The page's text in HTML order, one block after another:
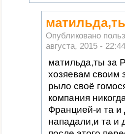
Опубликовано
августа, 2015 - 22:44
матильда,ты за
хозяевам своим
рыло своё
компания
Францией-и та и
нападали,и та и